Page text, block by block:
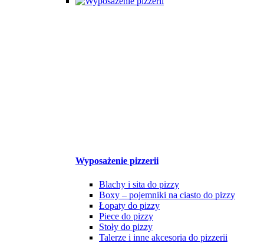
Wyposażenie pizzerii
Blachy i sita do pizzy
Boxy – pojemniki na ciasto do pizzy
Łopaty do pizzy
Piece do pizzy
Stoły do pizzy
Talerze i inne akcesoria do pizzerii